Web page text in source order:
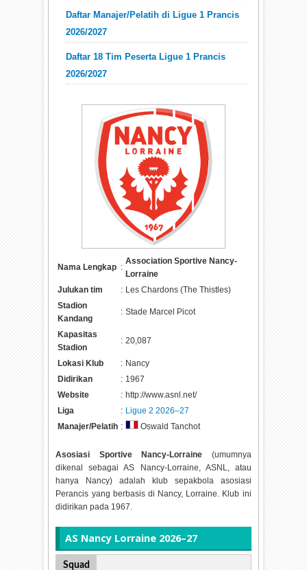
Daftar Manajer/Pelatih di Ligue 1 Prancis
2026/2027
Daftar 18 Tim Peserta Ligue 1 Prancis
2026/2027
Nama Lengkap :
Association Sportive Nancy-
Lorraine
Julukan tim
: Les Chardons (The Thistles)
Stadion
Kandang
: Stade Marcel Picot
Kapasitas
Stadion
: 20,087
Lokasi Klub : Nancy
Didirikan
: 1967
Website
: http://www.asnl.net/
Liga
: Ligue 2 2026–27
Manajer/Pelatih : Oswald Tanchot
Asosiasi Sportive Nancy-Lorraine (umumnya
dikenal sebagai AS Nancy-Lorraine, ASNL, atau
hanya Nancy) adalah klub sepakbola asosiasi
Perancis yang berbasis di Nancy, Lorraine. Klub ini
didirikan pada 1967.
AS Nancy Lorraine 2026–27
Squad